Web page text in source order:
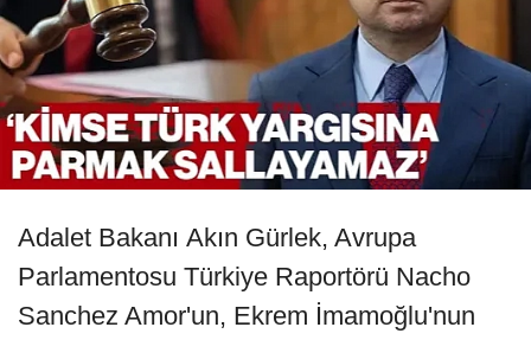
Adalet Bakanı Akın Gürlek, Avrupa
Parlamentosu Türkiye Raportörü Nacho
Sanchez Amor'un, Ekrem İmamoğlu'nun